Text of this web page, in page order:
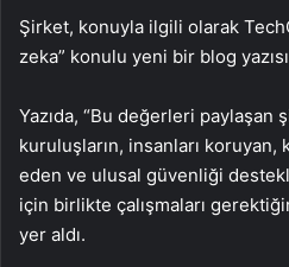
Şirket, konuyla ilgili olarak
zeka” konulu yeni bir blog
Yazıda, “Bu değerleri
kuruluşların, insanları
eden ve ulusal güvenliği
için birlikte çalışmaları
yer aldı.